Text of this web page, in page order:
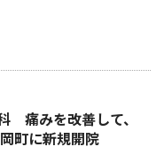
痛みを改善して、
町に新規開院